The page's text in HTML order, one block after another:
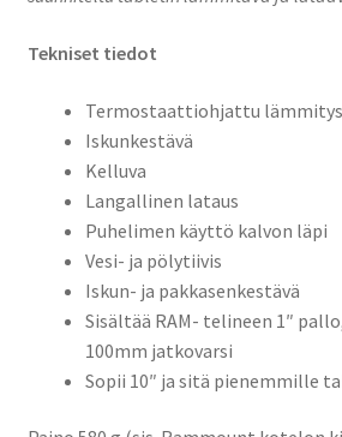
Tekniset tiedot
Termostaattiohjattu
Iskunkestävä
Kelluva
Langallinen lataus
Puhelimen käyttö kalvon läpi
Vesi- ja pölytiivis
Iskun- ja pakkasenkestävä
Sisältää RAM- telineen 1″
100mm jatkovarsi
Sopii 10″ ja sitä pienemmille